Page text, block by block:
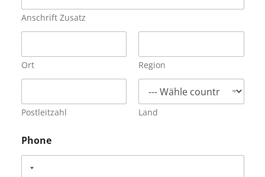
Anschrift Zusatz
Ort Region
Postleitzahl Land
Phone